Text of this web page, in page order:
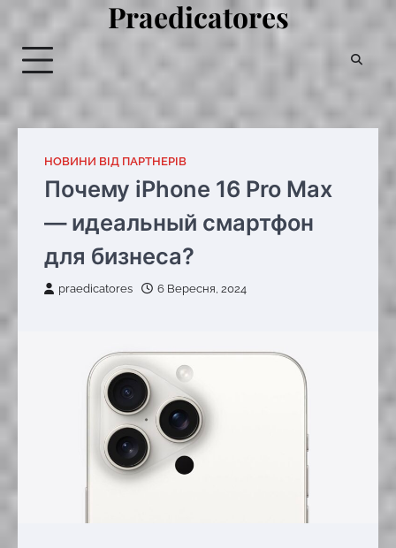
вмісту
Praedicatores
НОВИНИ ВІД ПАРТНЕРІВ
Почему iPhone 16 Pro Max
— идеальный смартфон
для бизнеса?
praedicatores 6 Вересня, 2024